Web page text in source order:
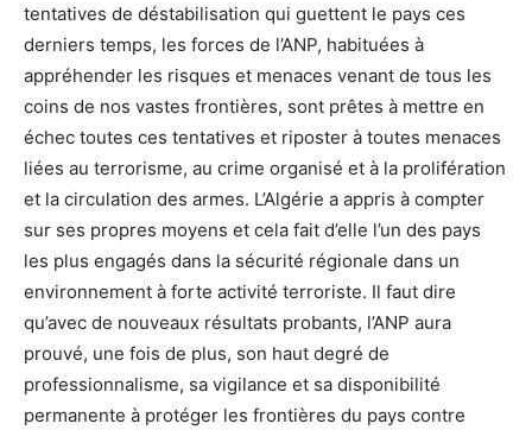
tentatives de déstabilisation qui guettent le pays ces
derniers temps, les forces de l’ANP, habituées à
appréhender les risques et menaces venant de tous les
coins de nos vastes frontières, sont prêtes à mettre en
échec toutes ces tentatives et riposter à toutes menaces
liées au terrorisme, au crime organisé et à la prolifération
et la circulation des armes. L’Algérie a appris à compter
sur ses propres moyens et cela fait d’elle l’un des pays
les plus engagés dans la sécurité régionale dans un
environnement à forte activité terroriste. Il faut dire
qu’avec de nouveaux résultats probants, l’ANP aura
prouvé, une fois de plus, son haut degré de
professionnalisme, sa vigilance et sa disponibilité
permanente à protéger les frontières du pays contre